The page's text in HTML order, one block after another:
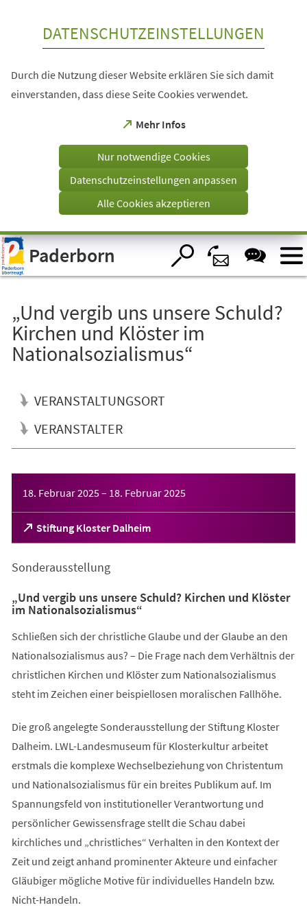
Visuelle
Assistenzsoftware
öffnen.
DATENSCHUTZEINSTELLUNGEN
Durch die Nutzung dieser Website erklären Sie sich damit
einverstanden, dass diese Seite Cookies verwendet.
Mehr Infos
(Öffnet
einem
Tab)
Nur notwendige Cookies
Datenschutzeinstellungen anpassen
Alle Cookies akzeptieren
Paderborn
„Und vergib uns unsere Schuld?
Kirchen und Klöster im
Nationalsozialismus“
VERANSTALTUNGSORT
VERANSTALTER
18. Februar 2025– 18. Februar 2025
Stiftung Kloster Dalheim
(Öffnet
in
neuen
Sonderausstellung
„Und vergib uns unsere Schuld? Kirchen und Klöster
im Nationalsozialismus“
Schließen sich der christliche Glaube und der Glaube an den
Nationalsozialismus aus? – Die Frage nach dem Verhältnis der
christlichen Kirchen und Klöster zum Nationalsozialismus
steht im Zeichen einer beispiellosen moralischen Fallhöhe.
Die groß angelegte Sonderausstellung der Stiftung Kloster
Dalheim. LWL-Landesmuseum für Klosterkultur arbeitet
erstmals die komplexe Wechselbeziehung von Christentum
und Nationalsozialismus für ein breites Publikum auf. Im
Spannungsfeld von institutioneller Verantwortung und
persönlicher Gewissensfrage stellt die Schau dabei
kirchliches und „christliches“ Verhalten in den Kontext der
Zeit und zeigt anhand prominenter Akteure und einfacher
Gläubiger mögliche Motive für individuelles Handeln bzw.
Nicht-Handeln.